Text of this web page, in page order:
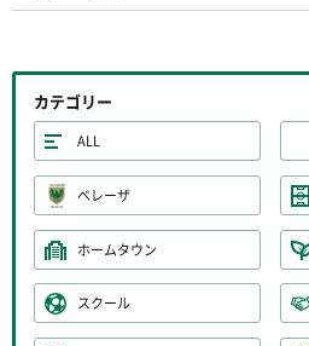
カテゴリー
ALL
ベレーザ
ホームタウン
スクール